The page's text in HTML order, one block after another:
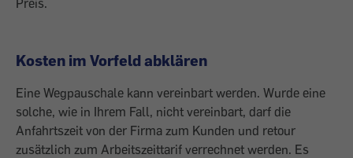
Preis.
Kosten im Vorfeld abklären
Eine Wegpauschale kann vereinbart werden. Wurde eine
solche, wie in Ihrem Fall, nicht vereinbart, darf die
Anfahrtszeit von der Firma zum Kunden und retour
zusätzlich zum Arbeitszeittarif verrechnet werden. Es